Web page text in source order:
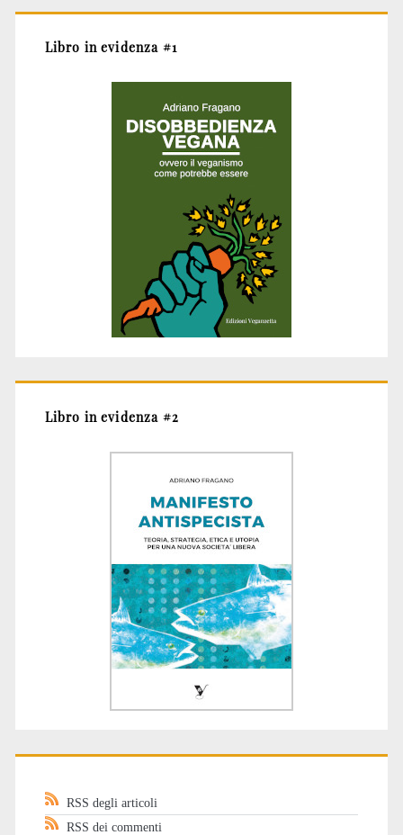
Libro in evidenza #1
Libro in evidenza #2
RSS degli articoli
RSS dei commenti